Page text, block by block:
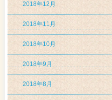
2018年12月
2018年11月
2018年10月
2018年9月
2018年8月